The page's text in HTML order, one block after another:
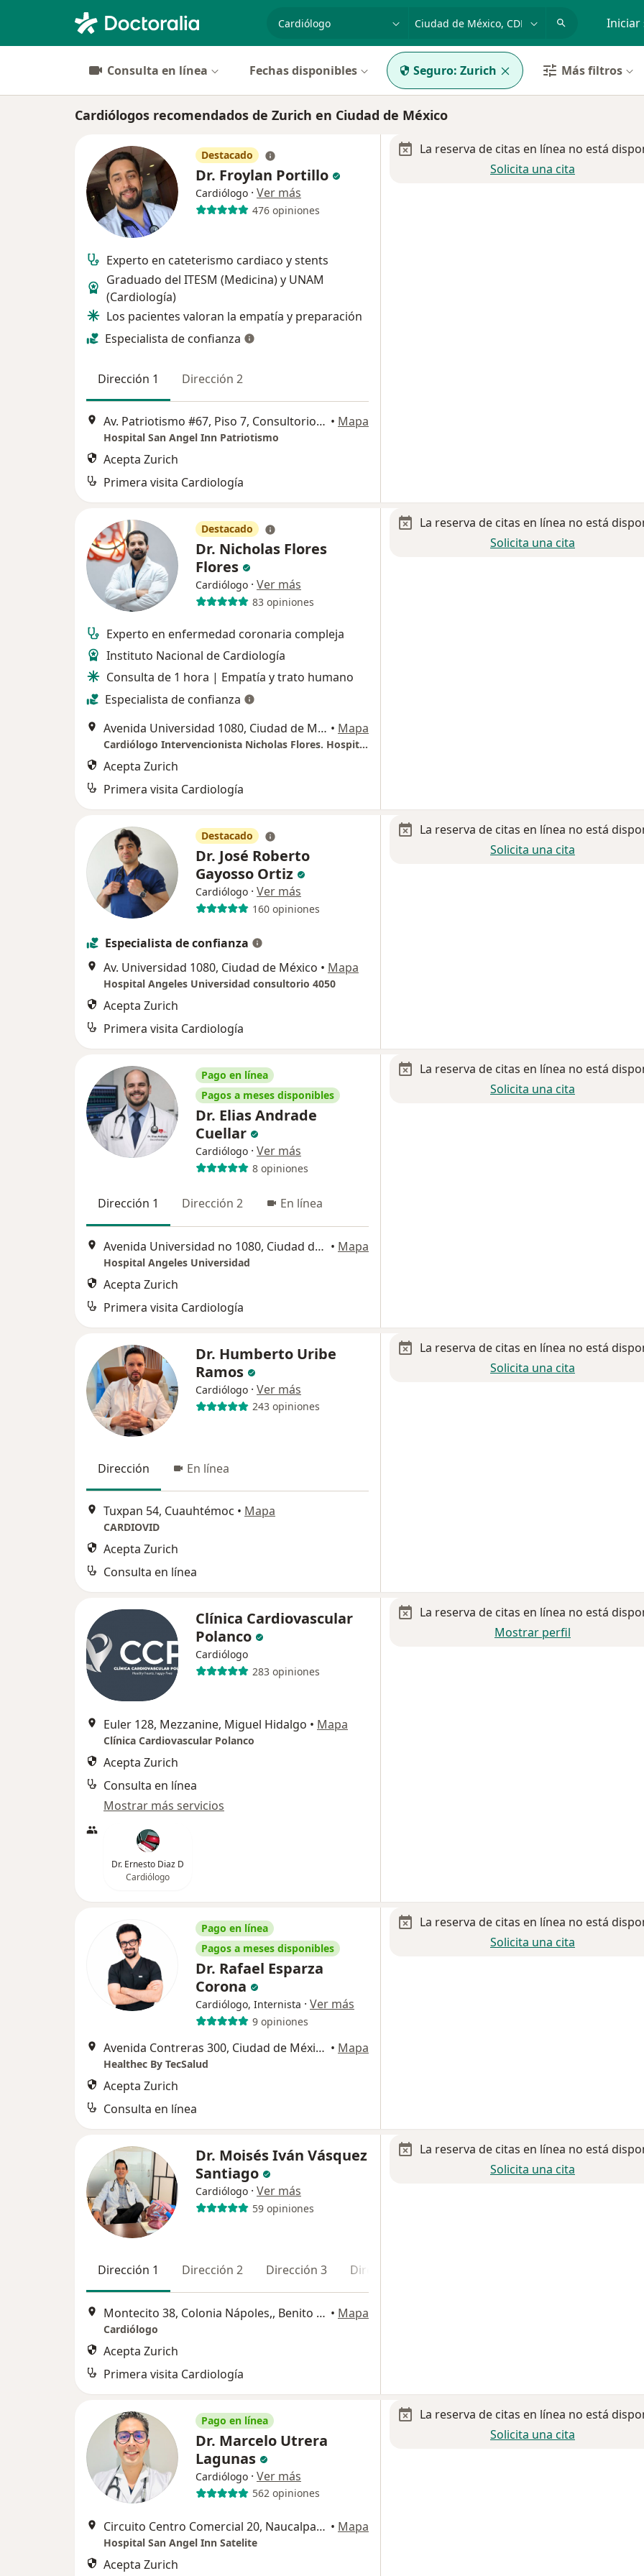
especialidad, enfermedad o nombre
p. ej. Guadalajara Iniciar
Consulta en línea Fechas disponibles Seguro: Zurich Más filtros
Cardiólogos recomendados de Zurich en Ciudad de México
Destacado
Dr. Froylan Portillo
Cardiólogo · Ver más
476 opiniones
Experto en cateterismo cardiaco y stents
Graduado del ITESM (Medicina) y UNAM
(Cardiología)
Los pacientes valoran la empatía y preparación
Especialista de confianza
Dirección 1 Dirección 2
Av. Patriotismo #67, Piso 7, Consultorio 703, Ciudad de México • Mapa
Hospital San Angel Inn Patriotismo
Acepta Zurich
Primera visita Cardiología
La reserva de citas en línea no está
Solicita una cita
Destacado
Dr. Nicholas Flores
Flores
Cardiólogo · Ver más
83 opiniones
Experto en enfermedad coronaria compleja
Instituto Nacional de Cardiología
Consulta de 1 hora | Empatía y trato humano
Especialista de confianza
Avenida Universidad 1080, Ciudad de México • Mapa
Cardiólogo Intervencionista Nicholas Flores. Hospital Angeles Universidad
Acepta Zurich
Primera visita Cardiología
La reserva de citas en línea no está
Solicita una cita
Destacado
Dr. José Roberto
Gayosso Ortiz
Cardiólogo · Ver más
160 opiniones
Especialista de confianza
Av. Universidad 1080, Ciudad de México • Mapa
Hospital Angeles Universidad consultorio 4050
Acepta Zurich
Primera visita Cardiología
La reserva de citas en línea no está
Solicita una cita
Pago en línea
Pagos a meses disponibles
Dr. Elias Andrade
Cuellar
Cardiólogo · Ver más
8 opiniones
Dirección 1 Dirección 2 En línea
Avenida Universidad no 1080, Ciudad de México • Mapa
Hospital Angeles Universidad
Acepta Zurich
Primera visita Cardiología
La reserva de citas en línea no está
Solicita una cita
Dr. Humberto Uribe
Ramos
Cardiólogo · Ver más
243 opiniones
Dirección En línea
Tuxpan 54, Cuauhtémoc • Mapa
CARDIOVID
Acepta Zurich
Consulta en línea
La reserva de citas en línea no está
Solicita una cita
Clínica Cardiovascular
Polanco
Cardiólogo
283 opiniones
Euler 128, Mezzanine, Miguel Hidalgo • Mapa
Clínica Cardiovascular Polanco
Acepta Zurich
Consulta en línea
Mostrar más servicios
Dr. Ernesto Diaz D
Cardiólogo
La reserva de citas en línea no está
Mostrar perfil
Pago en línea
Pagos a meses disponibles
Dr. Rafael Esparza
Corona
Cardiólogo, Internista · Ver más
9 opiniones
Avenida Contreras 300, Ciudad de México • Mapa
Healthec By TecSalud
Acepta Zurich
Consulta en línea
La reserva de citas en línea no está
Solicita una cita
Dr. Moisés Iván Vásquez
Santiago
Cardiólogo · Ver más
59 opiniones
Dirección 1 Dirección 2 Dirección 3 Dirección 4
Montecito 38, Colonia Nápoles,, Benito Juárez • Mapa
Cardiólogo
Acepta Zurich
Primera visita Cardiología
La reserva de citas en línea no está
Solicita una cita
Pago en línea
Dr. Marcelo Utrera
Lagunas
Cardiólogo · Ver más
562 opiniones
Circuito Centro Comercial 20, Naucalpan de Juárez • Mapa
Hospital San Angel Inn Satelite
Acepta Zurich
La reserva de citas en línea no está
Solicita una cita